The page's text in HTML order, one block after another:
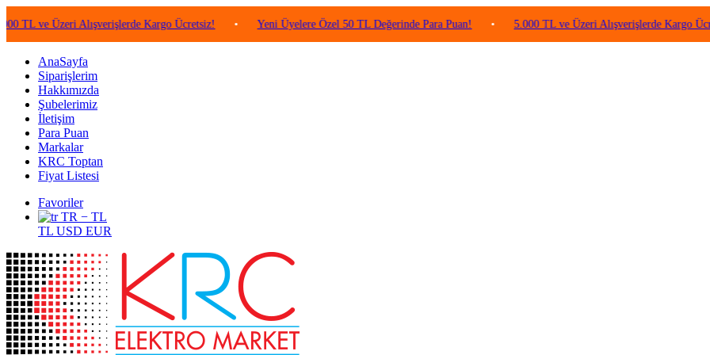
Üzeri Alışverişlerde Kargo Ücretsiz! • Yeni Üyelere Özel 50 TL Değerinde Para Puan! • 5.000 TL ve Üzeri Alışverişlerde Kargo Ücretsiz!
AnaSayfa
Siparişlerim
Hakkımızda
Şubelerimiz
İletişim
Para Puan
Markalar
KRC Toptan
Fiyat Listesi
Favoriler
TR − TL
TL USD EUR